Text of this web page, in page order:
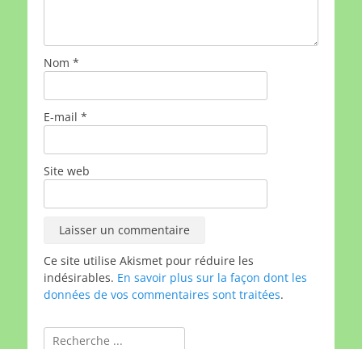
Nom *
E-mail *
Site web
Ce site utilise Akismet pour réduire les
indésirables. En savoir plus sur la façon dont les
données de vos commentaires sont traitées.
Rechercher :